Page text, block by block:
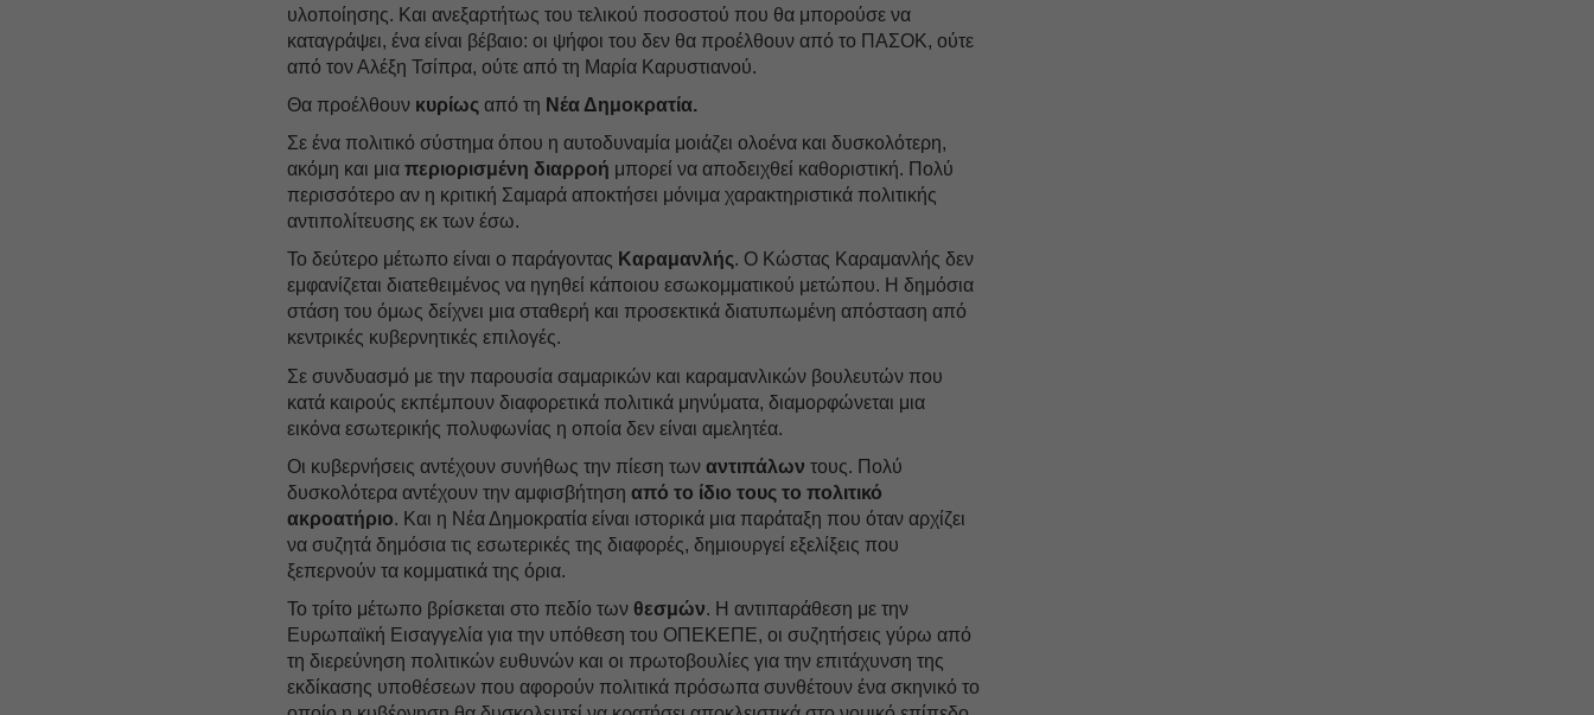
υλοποίησης. Και ανεξαρτήτως του τελικού ποσοστού που θα μπορούσε να
καταγράψει, ένα είναι βέβαιο: οι ψήφοι του δεν θα προέλθουν από το ΠΑΣΟΚ, ούτε
από τον Αλέξη Τσίπρα, ούτε από τη Μαρία Καρυστιανού.
Θα προέλθουν κυρίως από τη Νέα Δημοκρατία.
Σε ένα πολιτικό σύστημα όπου η αυτοδυναμία μοιάζει ολοένα και δυσκολότερη,
ακόμη και μιαπεριορισμένη διαρροή μπορεί να αποδειχθεί καθοριστική. Πολύ
περισσότερο αν η κριτική Σαμαρά αποκτήσει μόνιμα χαρακτηριστικά πολιτικής
αντιπολίτευσης εκ των έσω.
Το δεύτερο μέτωπο είναι ο παράγοντας Καραμανλής. Ο Κώστας Καραμανλής δεν
εμφανίζεται διατεθειμένος να ηγηθεί κάποιου εσωκομματικού μετώπου. Η δημόσια
στάση του όμως δείχνει μια σταθερή και προσεκτικά διατυπωμένη απόσταση από
κεντρικές κυβερνητικές επιλογές.
Σε συνδυασμό με την παρουσία σαμαρικών και καραμανλικών βουλευτών που
κατά καιρούς εκπέμπουν διαφορετικά πολιτικά μηνύματα, διαμορφώνεται μια
εικόνα εσωτερικής πολυφωνίας η οποία δεν είναι αμελητέα.
Οι κυβερνήσεις αντέχουν συνήθως την πίεση τωναντιπάλων τους. Πολύ
δυσκολότερα αντέχουν την αμφισβήτησηαπό το ίδιο τους το πολιτικό
ακροατήριο. Και η Νέα Δημοκρατία είναι ιστορικά μια παράταξη που όταν αρχίζει
να συζητά δημόσια τις εσωτερικές της διαφορές, δημιουργεί εξελίξεις που
ξεπερνούν τα κομματικά της όρια.
Το τρίτο μέτωπο βρίσκεται στο πεδίο των θεσμών. Η αντιπαράθεση με την
Ευρωπαϊκή Εισαγγελία για την υπόθεση του ΟΠΕΚΕΠΕ, οι συζητήσεις γύρω από
τη διερεύνηση πολιτικών ευθυνών και οι πρωτοβουλίες για την επιτάχυνση της
εκδίκασης υποθέσεων που αφορούν πολιτικά πρόσωπα συνθέτουν ένα σκηνικό το